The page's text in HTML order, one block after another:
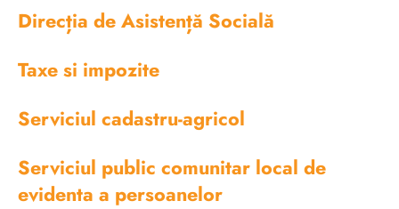
Direcția de Asistență Socială
Taxe si impozite
Serviciul cadastru-agricol
Serviciul public comunitar local de
evidenta a persoanelor